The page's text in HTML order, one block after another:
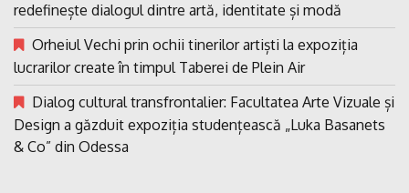
redefinește dialogul dintre artă, identitate și modă
Orheiul Vechi prin ochii tinerilor artiști la expoziția
lucrarilor create în timpul Taberei de Plein Air
Dialog cultural transfrontalier: Facultatea Arte Vizuale și
Design a găzduit expoziția studențească „Luka Basanets
& Co” din Odessa